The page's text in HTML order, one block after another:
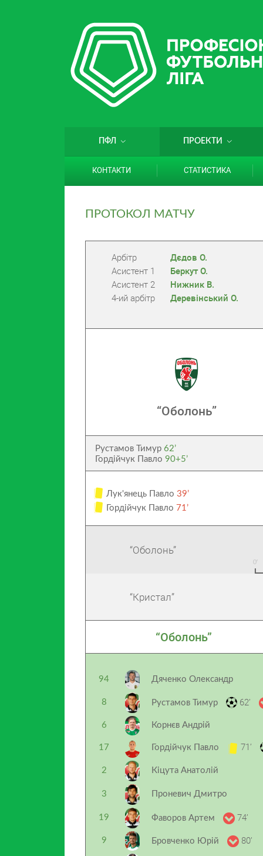
ПФЛ ПРОЕКТИ
КОНТАКТИ СТАТИСТИКА
ПРОТОКОЛ МАТЧУ
Арбітр
Дєдов О.
Асистент 1
Беркут О.
Асистент 2
Нижник В.
4-ий арбітр
Деревінський О.
“Оболонь”
Рустамов Тимур62’
Гордійчук Павло90+5’
Лук'янець Павло 39’
Гордійчук Павло 71’
“Оболонь”
“Кристал”
“Оболонь”
94 Дяченко Олександр
8 Рустамов Тимур 62’
6 Корнєв Андрій
17 Гордійчук Павло 71’
2 Кіцута Анатолій
3 Проневич Дмитро
19 Фаворов Артем 74’
9 Бровченко Юрій 80’